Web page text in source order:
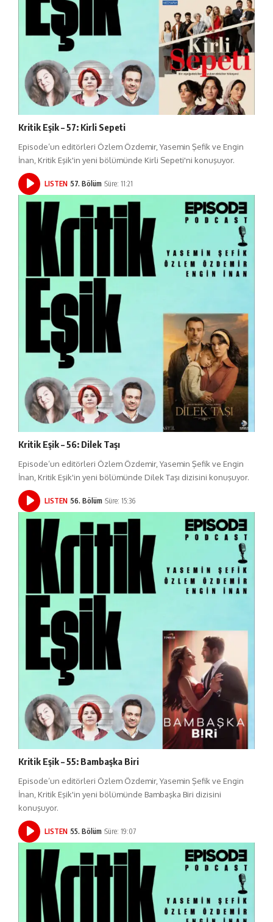
Kritik Eşik – 57: Kirli Sepeti
Episode’un editörleri Özlem Özdemir, Yasemin Şefik ve Engin
İnan, Kritik Eşik'in yeni bölümünde Kirli Sepeti'ni konuşuyor.
LISTEN 57. Bölüm Süre: 11:21
Kritik Eşik – 56: Dilek Taşı
Episode’un editörleri Özlem Özdemir, Yasemin Şefik ve Engin
İnan, Kritik Eşik'in yeni bölümünde Dilek Taşı dizisini konuşuyor.
LISTEN 56. Bölüm Süre: 15:36
Kritik Eşik – 55: Bambaşka Biri
Episode’un editörleri Özlem Özdemir, Yasemin Şefik ve Engin
İnan, Kritik Eşik'in yeni bölümünde Bambaşka Biri dizisini
konuşuyor.
LISTEN 55. Bölüm Süre: 19:07